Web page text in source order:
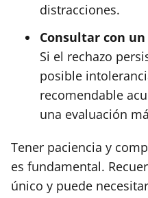
distracciones.
Consultar con
Si el rechazo
posible
recomendable
una evaluación
Tener paciencia y
es fundamental.
único y puede